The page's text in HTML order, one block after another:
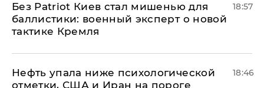
​Без Patriot Киев стал мишенью для
баллистики: военный эксперт о новой
тактике Кремля
18:57
Нефть упала ниже психологической
отметки, США и Иран на пороге
18:46